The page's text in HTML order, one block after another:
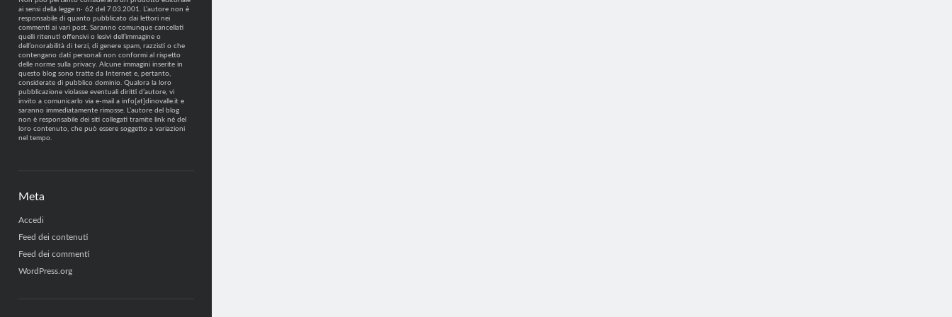
ai sensi della legge n· 62 del 7.03.2001. L’autore non è
responsabile di quanto pubblicato dai lettori nei
commenti ai vari post. Saranno comunque cancellati
quelli ritenuti offensivi o lesivi dell’immagine o
dell’onorabilità di terzi, di genere spam, razzisti o che
contengano dati personali non conformi al rispetto
delle norme sulla privacy. Alcune immagini inserite in
questo blog sono tratte da Internet e, pertanto,
considerate di pubblico dominio. Qualora la loro
pubblicazione violasse eventuali diritti d’autore, vi
invito a comunicarlo via e-mail a info[at]dinovalle.it e
saranno immediatamente rimosse. L’autore del blog
non è responsabile dei siti collegati tramite link né del
loro contenuto, che può essere soggetto a variazioni
nel tempo.
Meta
Accedi
Feed dei contenuti
Feed dei commenti
WordPress.org